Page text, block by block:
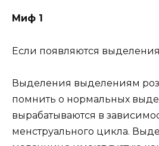
Миф 1
Если появляются
Выделения выделениям
помнить о нормальных
вырабатываются в
менструального цикла.